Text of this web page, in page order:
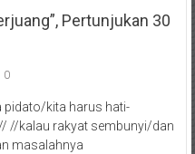
Pertunjukan 30
0
pidato/kita harus hati-
//kalau rakyat sembunyi/dan
masalahnya